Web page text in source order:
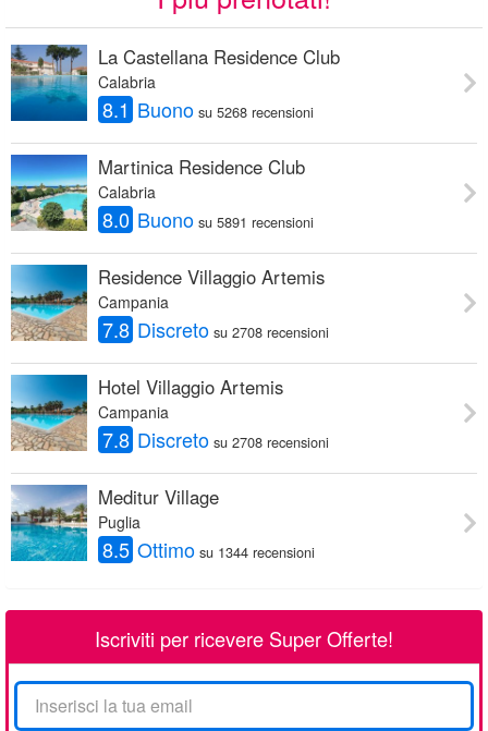
La Castellana Residence Club
Calabria
8.1 Buono su 5268 recensioni
Martinica Residence Club
Calabria
8.0 Buono su 5891 recensioni
Residence Villaggio Artemis
Campania
7.8 Discreto su 2708 recensioni
Hotel Villaggio Artemis
Campania
7.8 Discreto su 2708 recensioni
Meditur Village
Puglia
8.5 Ottimo su 1344 recensioni
Iscriviti per ricevere Super Offerte!
La
tua